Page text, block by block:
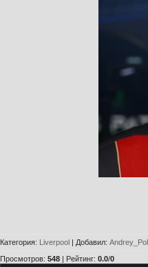
Категория: Liverpool | Добавил: Andrey_Pol
Просмотров: 548 | Рейтинг: 0.0/0